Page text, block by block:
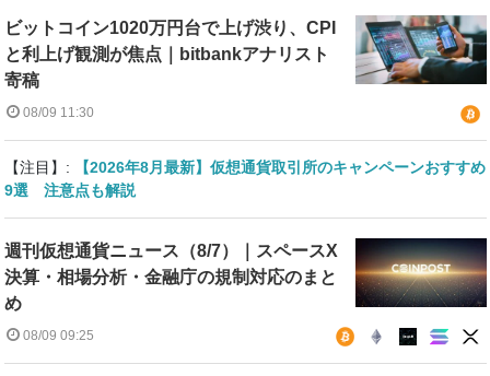
ビットコイン1020万円台で上げ渋り、CPI
と利上げ観測が焦点｜bitbankアナリスト
寄稿
08/09 11:30
【注目】:
【2026年8月最新】仮想通貨取引所のキャンペーンおすすめ
9選 注意点も解説
週刊仮想通貨ニュース（8/7）｜スペースX
決算・相場分析・金融庁の規制対応のまと
め
08/09 09:25